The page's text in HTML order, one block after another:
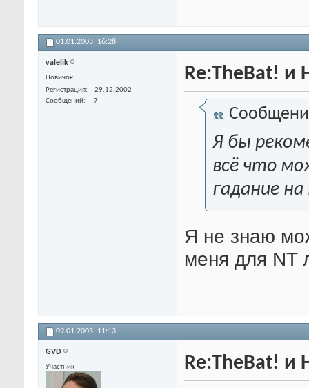
01.01.2003, 16:28
valelik
Новичок
Регистрация
29.12.2002
Сообщений
7
Re:TheBat! и
Я бы
всё что
гадание
Я не знаю
меня для NT
09.01.2003, 11:13
GVD
Участник Re:TheBat! и